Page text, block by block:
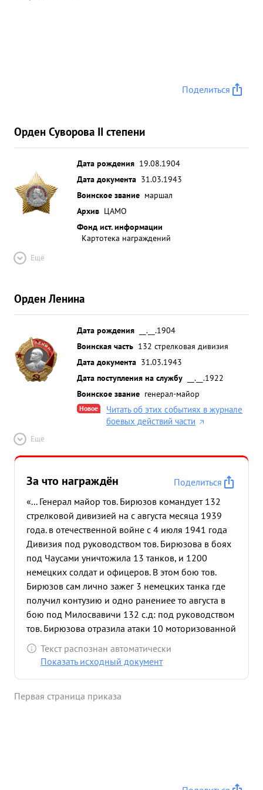
Поделиться
Орден Суворова II степени
Дата рождения 19.08.1904
Дата документа 31.03.1943
Воинское звание маршал
Архив ЦАМО
Фонд ист. информации
Картотека награждений
Ещё
Орден Ленина
Дата рождения
__.__.1904
Воинская часть 132 стрелковая дивизия
Дата документа 31.03.1943
Дата поступления на службу
__.__.1922
Воинское звание генерал-майор
Новое
Читать об этих событиях в журнале
боевых действий части
Ещё
За что награждён
Поделиться
«... Генерал майор тов. Бирюзов командует 132
стрелковой дивизией на с августа месяца 1939
года. в отечественной войне с 4 июля 1941 года
Дивизия под руководством тов. Бирюзова в боях
под Чаусами уничтожила 13 танков, и 1200
немецких солдат и офицеров. В этом бою тов.
Бирюзов сам лично зажег 3 немецких танка где
получил контузию и одно ранениее то августа в
бою под Милосвавичи 132 с.д: под руководством
тов. Бирюзова отразила атаки 10 моторизованной
и 7 стрелковой дивизий, разорвав кольцо вышла
из окружения с небольшими потерями уничтожив
Северском отражая атаки противника дивизия
Текст распознан автоматически
Показать исходный документ
Первая страница приказа